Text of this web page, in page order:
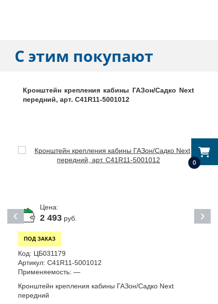
0
С этим покупают
Кронштейн крепления кабины ГАЗон/Садко Next
передний, арт. C41R11-5001012
Цена:
2 493руб.
ПОД ЗАКАЗ
Код: ЦБ031179
Артикул: C41R11-5001012
Применяемость: —
Кронштейн крепления кабины ГАЗон/Садко Next
передний